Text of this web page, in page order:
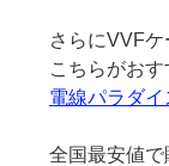
さらにVVF
こちらがおす
電線パラダ
全国最安値で